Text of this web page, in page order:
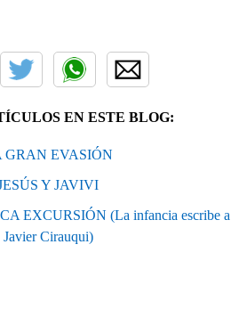
EN ESTE BLOG:
GRAN EVASIÓN
Y JAVIVI
EXCURSIÓN (La infancia escribe a
Javier Cirauqui)